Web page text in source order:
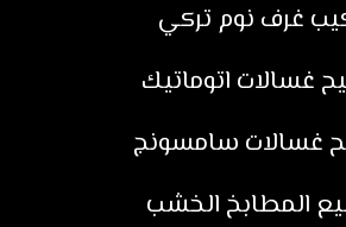
غرف نوم تركي
غسالات اتوماتيك
غسالات سامسونج
المطابخ الخشب